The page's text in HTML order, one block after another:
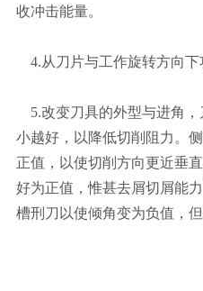
收冲击能量。
4.从刀片与工作旋转方向下
5.改变刀具的外型与进角，
小越好，以降低切削阻力。
正值，以使切削方向更近垂
好为正值，惟甚去屑切屑能
槽刑刀以使倾角变为负值，